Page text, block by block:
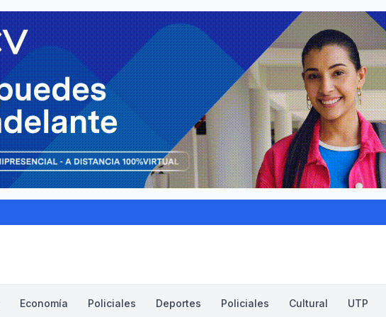
Economía Policiales Deportes Policiales Cultural UTP